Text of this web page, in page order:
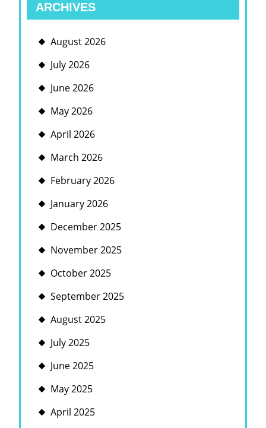
ARCHIVES
August 2026
July 2026
June 2026
May 2026
April 2026
March 2026
February 2026
January 2026
December 2025
November 2025
October 2025
September 2025
August 2025
July 2025
June 2025
May 2025
April 2025